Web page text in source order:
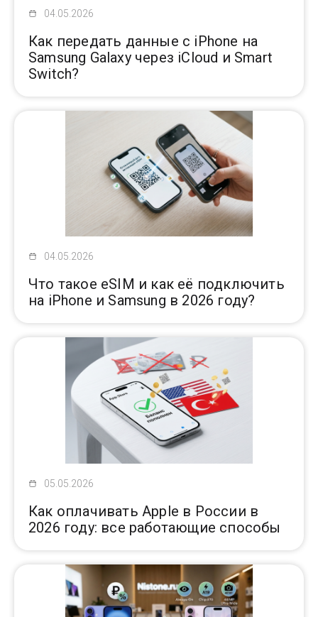
04.05.2026
Как передать данные с iPhone на
Samsung Galaxy через iCloud и Smart
Switch?
04.05.2026
Что такое eSIM и как её подключить
на iPhone и Samsung в 2026 году?
05.05.2026
Как оплачивать Apple в России в
2026 году: все работающие способы